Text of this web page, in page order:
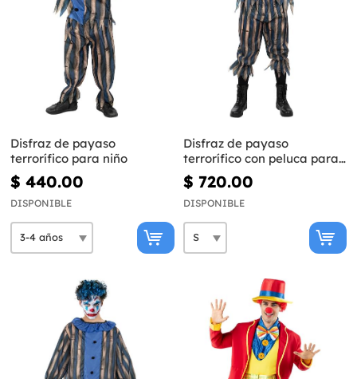
Disfraz de payaso
terrorífico para niño
$ 440.00
DISPONIBLE
Disfraz de payaso
terrorífico con peluca para
hombre
$ 720.00
DISPONIBLE